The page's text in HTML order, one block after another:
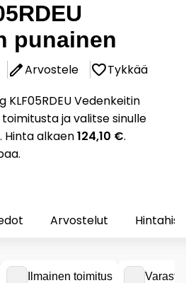
punainen
Arvostele
Tykkää
Vedenkeitin
ja valitse sinulle
Hinta alkaen124,10 €.
Arvostelut
Ilmainen toimitus